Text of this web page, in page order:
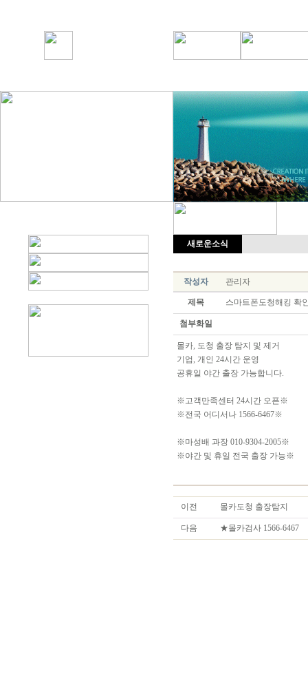
새로운소식
작성자 관리자
제목 스마트폰도청해킹 확
첨부화일
몰카, 도청 출장 탐지 및 제거
기업, 개인 24시간 운영
공휴일 야간 출장 가능합니다.
※고객만족센터 24시간 오픈※
※전국 어디서나 1566-6467※
※마성배 과장 010-9304-2005※
※야간 및 휴일 전국 출장 가능※
이전 몰카도청 출장탐지
다음 ★몰카검사 1566-6467